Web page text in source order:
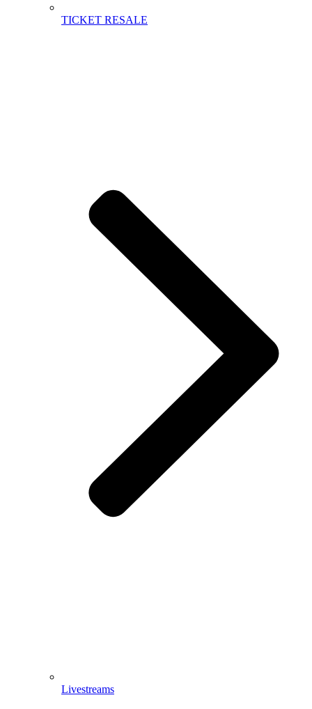
TICKET RESALE
Livestreams